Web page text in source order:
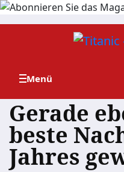
Zum
Gerade
beste
Jahres